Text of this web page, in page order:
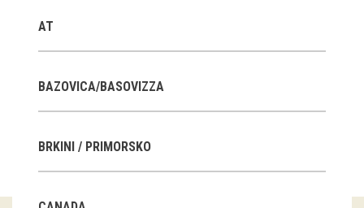
Stalne razstave
Občasne razstave
E-razstave
AT
BAZOVICA/BASOVIZZA
BRKINI / PRIMORSKO